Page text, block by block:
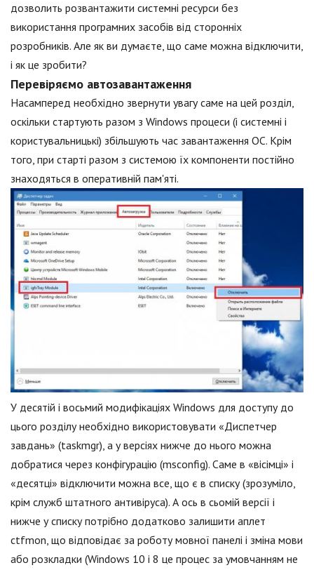
дозволить розвантажити системні ресурси без
використання програмних засобів від сторонніх
розробників. Але як ви думаєте, що саме можна відключити,
і як це зробити?
Перевіряємо автозавантаження
Насамперед необхідно звернути увагу саме на цей розділ,
оскільки стартують разом з Windows процеси (і системні і
користувальницькі) збільшують час завантаження ОС. Крім
того, при старті разом з системою їх компоненти постійно
знаходяться в оперативній пам'яті.
У десятій і восьмий модифікаціях Windows для доступу до
цього розділу необхідно використовувати «Диспетчер
завдань» (taskmgr), а у версіях нижче до нього можна
добратися через конфігурацію (msconfig). Саме в «вісімці» і
«десятці» відключити можна все, що є в списку (зрозуміло,
крім служб штатного антивіруса). А ось в сьомій версії і
нижче у списку потрібно додатково залишити аплет
ctfmon, що відповідає за роботу мовної панелі і зміна мови
або розкладки (Windows 10 і 8 це процес за умовчанням не